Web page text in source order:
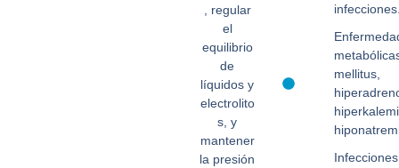
, regular
el
equilibrio
de
líquidos y
electrolito
s, y
mantener
la presión
mellitus,
Infecciones